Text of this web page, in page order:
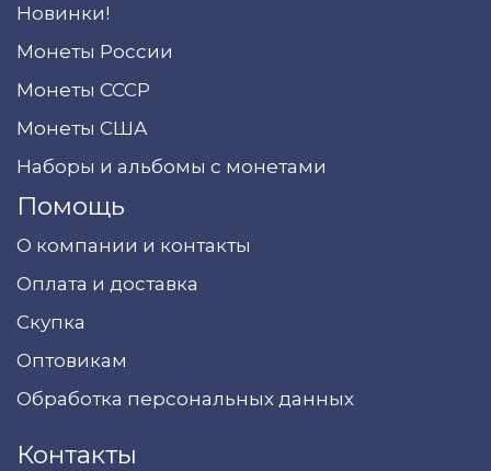
Новинки!
Монеты России
Монеты СССР
Монеты США
Наборы и альбомы с монетами
Помощь
О компании и контакты
Оплата и доставка
Скупка
Оптовикам
Обработка персональных данных
Контакты